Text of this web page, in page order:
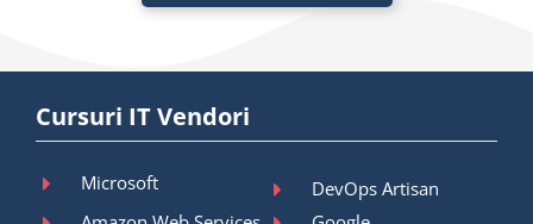
Cursuri IT Vendori
Microsoft
DevOps Artisan